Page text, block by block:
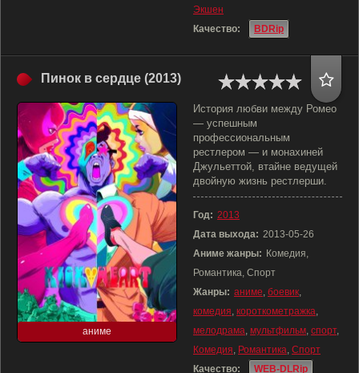
Экшен
Качество:
BDRip
Пинок в сердце (2013)
аниме
История любви между Ромео
— успешным
профессиональным
рестлером — и монахиней
Джульеттой, втайне ведущей
двойную жизнь рестлерши.
Год: 2013
Дата выхода: 2013-05-26
Аниме жанры: Комедия,
Романтика, Спорт
Жанры: аниме, боевик,
комедия, короткометражка,
мелодрама, мультфильм, спорт,
Комедия, Романтика, Спорт
Качество:
WEB-DLRip